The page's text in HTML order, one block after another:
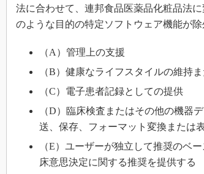
法に合わせて、連邦食品医薬品化粧品法
のような目的の特定ソフトウェア機能が除
（A）管理上の支援
（B）健康なライフスタイルの維持
（C）電子患者記録としての提供
（D）臨床検査またはその他の機器
送、保存、フォーマット変換または
（E）ユーザーが独立して推奨のベ
床意思決定に関する推奨を提供する